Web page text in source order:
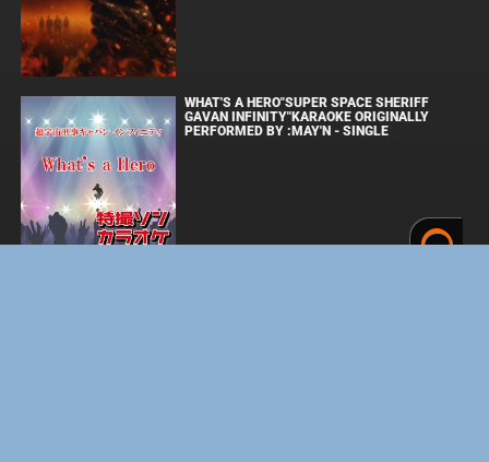
WHAT'S A HERO"SUPER SPACE SHERIFF
GAVAN INFINITY"KARAOKE ORIGINALLY
PERFORMED BY :MAY'N - SINGLE